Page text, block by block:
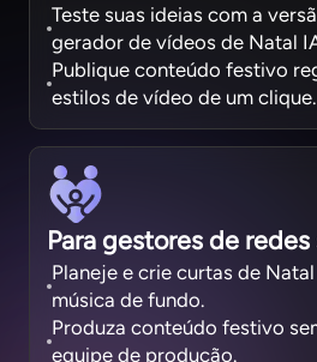
Teste suas ideias com a
gerador de vídeos de Natal
Publique conteúdo festivo
estilos de vídeo de um clique.
Para gestores de
Planeje e crie curtas de
música de fundo.
Produza conteúdo festivo
equipe de produção.